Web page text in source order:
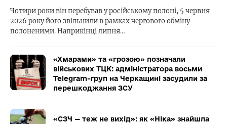
Чотири роки він перебував у російському полоні, 5 червня
2026 року його звільнили в рамках чергового обміну
полоненими. Наприкінці липня…
«Хмарами» та «грозою» позначали
військових ТЦК: адміністратора восьми
Telegram-груп на Черкащині засудили за
перешкоджання ЗСУ
«СЗЧ — теж не вихід»: як «Ніка» знайшла